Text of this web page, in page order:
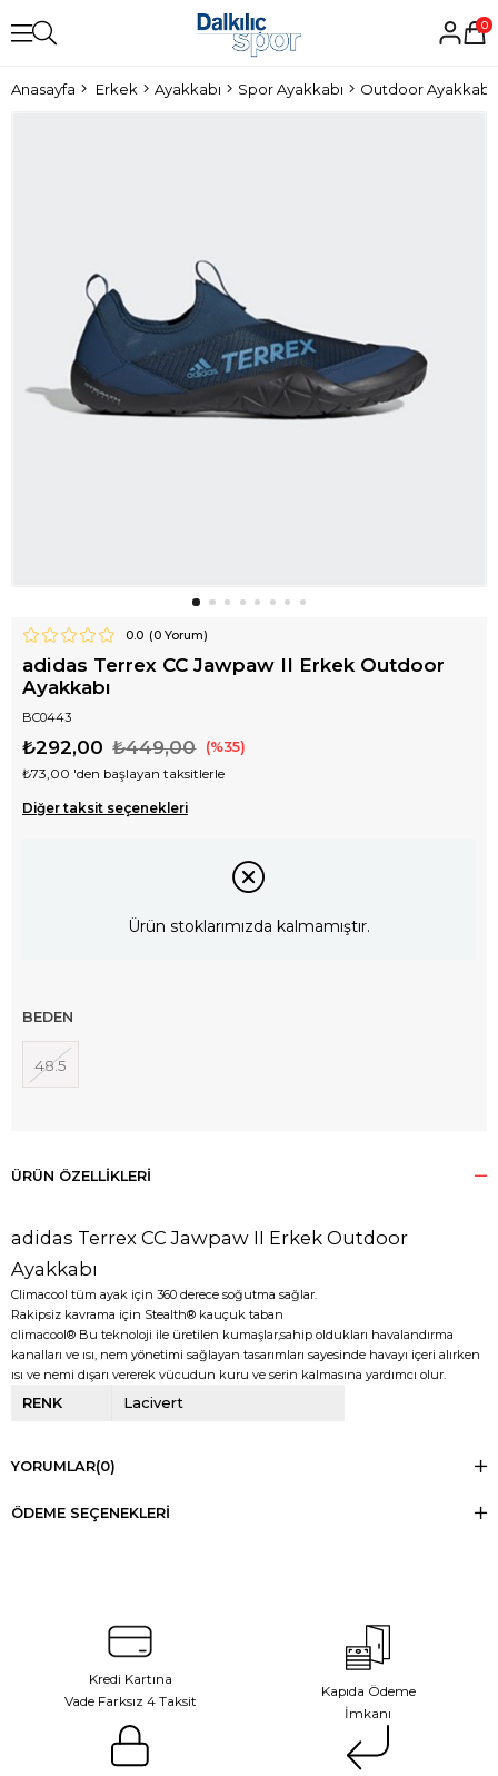
0
Anasayfa Erkek Ayakkabı Spor Ayakkabı Outdoor Ayakkabı
0.0 (0Yorum)
adidas Terrex CC Jawpaw II Erkek Outdoor
Ayakkabı
BC0443
₺449,00
₺292,00 35
₺73,00 'den başlayan taksitlerle
Diğer taksit seçenekleri
Ürün stoklarımızda kalmamıştır.
BEDEN
48.5
ÜRÜN ÖZELLIKLERI
adidas Terrex CC Jawpaw II Erkek Outdoor
Ayakkabı
Climacool tüm ayak için 360 derece soğutma sağlar.
Rakipsiz kavrama için Stealth® kauçuk taban
climacool® Bu teknoloji ile üretilen kumaşlar,sahip oldukları havalandırma
kanalları ve ısı, nem yönetimi sağlayan tasarımları sayesinde havayı içeri alırken
ısı ve nemi dışarı vererek vücudun kuru ve serin kalmasına yardımcı olur.
RENK Lacivert
YORUMLAR(0)
ÖDEME SEÇENEKLERI
Kredi Kartına
Vade Farksız 4 Taksit
Kapıda Ödeme
İmkanı